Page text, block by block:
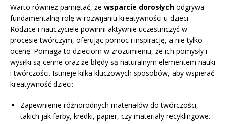
Warto również pamiętać, że wsparcie dorosłych odgrywa
fundamentalną rolę w rozwijaniu kreatywności u dzieci.
Rodzice i nauczyciele powinni aktywnie uczestniczyć w
procesie twórczym, oferując pomoc i inspirację, a nie tylko
ocenę. Pomaga to dzieciom w zrozumieniu, że ich pomysły i
wysiłki są cenne oraz że błędy są naturalnym elementem nauki
i twórczości. Istnieje kilka kluczowych sposobów, aby wspierać
kreatywność dzieci:
Zapewnienie różnorodnych materiałów do twórczości,
takich jak farby, kredki, papier, czy materiały recyklingowe.